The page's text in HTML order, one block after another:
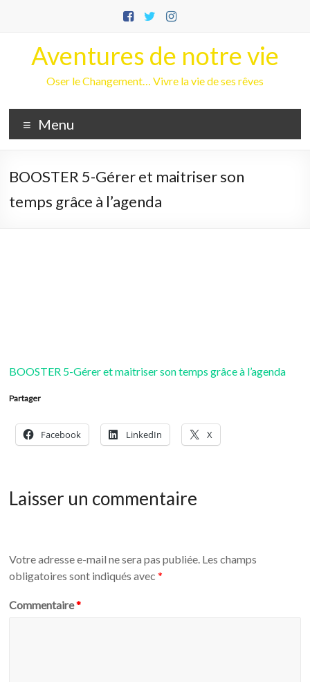
Aventures de notre vie
Oser le Changement… Vivre la vie de ses rêves
Menu
BOOSTER 5-Gérer et maitriser son
temps grâce à l’agenda
BOOSTER 5-Gérer et maitriser son temps grâce à l’agenda
Partager
Facebook LinkedIn X
Laisser un commentaire
Votre adresse e-mail ne sera pas publiée. Les champs
obligatoires sont indiqués avec*
Commentaire*